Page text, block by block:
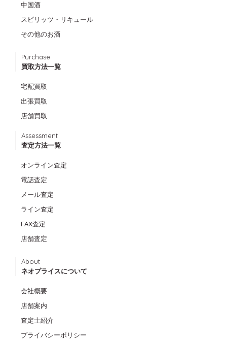
中国酒
スピリッツ・リキュール
その他のお酒
Purchase
買取方法一覧
宅配買取
出張買取
店舗買取
Assessment
査定方法一覧
オンライン査定
電話査定
メール査定
ライン査定
FAX査定
店舗査定
About
ネオプライスについて
会社概要
店舗案内
査定士紹介
プライバシーポリシー